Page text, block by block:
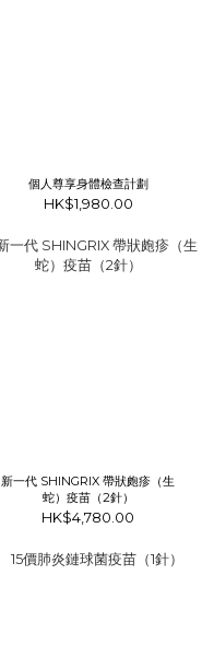
個人尊享身體檢查計劃
HK$1,980.00
新一代 SHINGRIX 帶狀皰疹（生
蛇）疫苗（2針）
HK$4,780.00